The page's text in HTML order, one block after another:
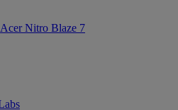
Acer Nitro Blaze 7